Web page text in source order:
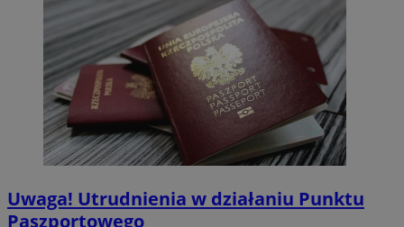
Uwaga! Utrudnienia w działaniu Punktu
Paszportowego